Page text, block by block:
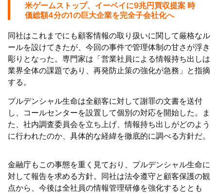
米ゲームストップ、イーベイに9兆円買収提案 時
価総額4分の1の巨大企業を完全子会社化へ
同社はこれまでにも顧客情報の取り扱いに関して厳格なル
ールを設けてきたが、今回の事件で管理体制の甘さが浮き
彫りとなった。専門家は「営業社員による情報持ち出しは
業界全体の課題であり、再発防止策の強化が急務」と指摘
する。
プルデンシャル生命は全顧客に対して謝罪の文書を送付
し、コールセンターを設置して個別の対応を開始した。ま
た、社内調査委員会を立ち上げ、情報持ち出しがどのよう
に行われたのか、具体的な経緯を徹底的に調べる方針だ。
金融庁もこの事態を重く見ており、プルデンシャル生命に
対して報告を求める方針。同社は法令遵守と顧客保護の観
点から、今後は全社員の情報管理研修を強化するととも